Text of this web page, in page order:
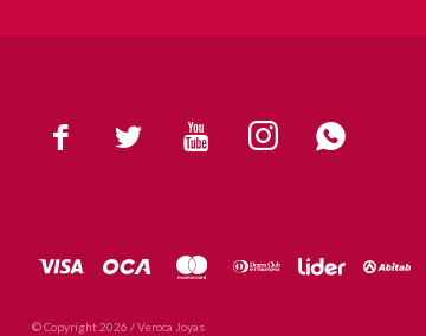
    
© Copyright 2026 / Veroca Joyas